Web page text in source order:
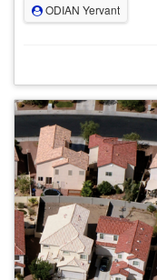
ODIAN Yervant